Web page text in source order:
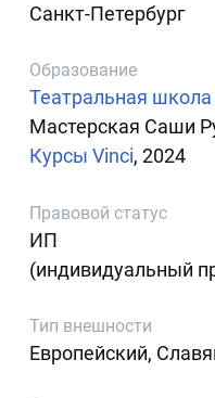
Санкт-Петербург
Образование
Театральная
Мастерская Саши
Курсы Vinci, 2024
Правовой статус
ИП
(индивидуальный
Тип внешности
Европейский,